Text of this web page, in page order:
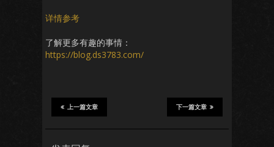
详情参考
了解更多有趣的事情：
https://blog.ds3783.com/
下一篇文章
上一篇文章